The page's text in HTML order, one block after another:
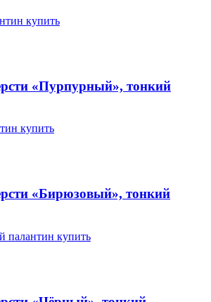
«Пурпурный», тонкий
«Бирюзовый», тонкий